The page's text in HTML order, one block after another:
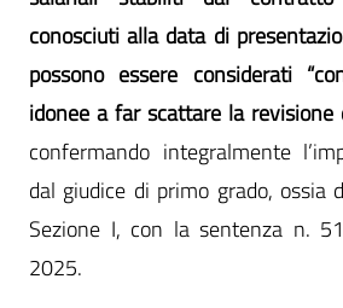
conosciuti alla data di
possono essere considerati
idonee a far scattare la revisione
confermando integralmente
dal giudice di primo grado, ossia
Sezione I, con la sentenza n.
2025.